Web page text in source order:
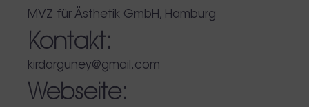
MVZ für Ästhetik GmbH, Hamburg
Kontakt:
kirdarguney@gmail.com
Webseite: